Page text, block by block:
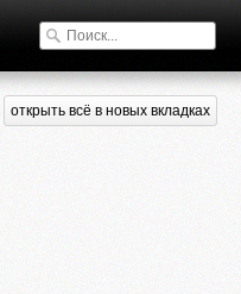
открыть всё в новых вкладках